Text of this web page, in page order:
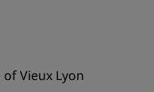
Vieux Lyon